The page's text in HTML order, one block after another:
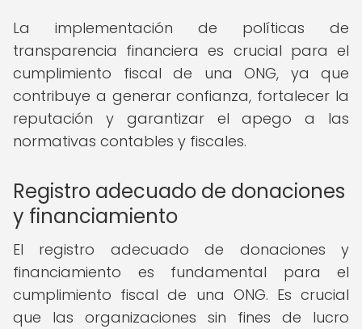
La implementación de políticas de
transparencia financiera es crucial para el
cumplimiento fiscal de una ONG, ya que
contribuye a generar confianza, fortalecer la
reputación y garantizar el apego a las
normativas contables y fiscales.
Registro adecuado de donaciones
y financiamiento
El registro adecuado de donaciones y
financiamiento es fundamental para el
cumplimiento fiscal de una ONG. Es crucial
que las organizaciones sin fines de lucro